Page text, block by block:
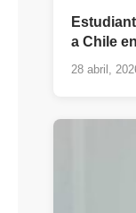
a Chile
28 abril,